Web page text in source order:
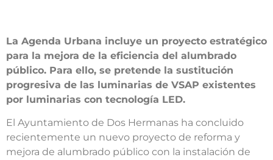
La Agenda Urbana incluye un proyecto estratégico
para la mejora de la eficiencia del alumbrado
público. Para ello, se pretende la sustitución
progresiva de las luminarias de VSAP existentes
por luminarias con tecnología LED.
El Ayuntamiento de Dos Hermanas ha concluido
recientemente un nuevo proyecto de reforma y
mejora de alumbrado público con la instalación de